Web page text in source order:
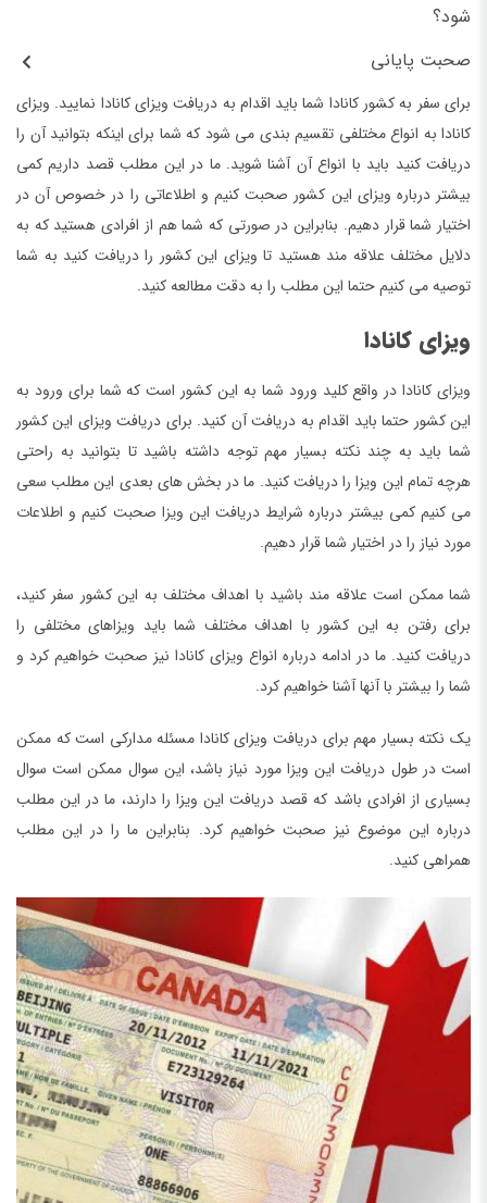
شود؟
صحبت پایانی
برای سفر به کشور کانادا شما باید اقدام به دریافت ویزای کانادا نمایید. ویزای
کانادا به انواع مختلفی تقسیم بندی می شود که شما برای اینکه بتوانید آن را
دریافت کنید باید با انواع آن آشنا شوید. ما در این مطلب قصد داریم کمی
بیشتر درباره ویزای این کشور صحبت کنیم و اطلاعاتی را در خصوص آن در
اختیار شما قرار دهیم. بنابراین در صورتی که شما هم از افرادی هستید که به
دلایل مختلف علاقه مند هستید تا ویزای این کشور را دریافت کنید به شما
توصیه می کنیم حتما این مطلب را به دقت مطالعه کنید.
ویزای کانادا
ویزای کانادا در واقع کلید ورود شما به این کشور است که شما برای ورود به
این کشور حتما باید اقدام به دریافت آن کنید. برای دریافت ویزای این کشور
شما باید به چند نکته بسیار مهم توجه داشته باشید تا بتوانید به راحتی
هرچه تمام این ویزا را دریافت کنید. ما در بخش های بعدی این مطلب سعی
می کنیم کمی بیشتر درباره شرایط دریافت این ویزا صحبت کنیم و اطلاعات
مورد نیاز را در اختیار شما قرار دهیم.
شما ممکن است علاقه مند باشید با اهداف مختلف به این کشور سفر کنید،
برای رفتن به این کشور با اهداف مختلف شما باید ویزاهای مختلفی را
دریافت کنید. ما در ادامه درباره انواع ویزای کانادا نیز صحبت خواهیم کرد و
شما را بیشتر با آنها آشنا خواهیم کرد.
یک نکته بسیار مهم برای دریافت ویزای کانادا مسئله مدارکی است که ممکن
است در طول دریافت این ویزا مورد نیاز باشد، این سوال ممکن است سوال
بسیاری از افرادی باشد که قصد دریافت این ویزا را دارند، ما در این مطلب
درباره این موضوع نیز صحبت خواهیم کرد. بنابراین ما را در این مطلب
همراهی کنید.